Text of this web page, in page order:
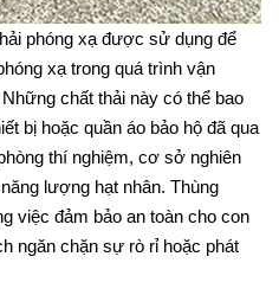
phóng xạ được sử dụng để
xạ trong quá trình vận
chất thải này có thể bao
bị hoặc quần áo bảo hộ đã qua
thí nghiệm, cơ sở nghiên
lượng hạt nhân. Thùng
việc đảm bảo an toàn cho con
ngăn chặn sự rò rỉ hoặc phát